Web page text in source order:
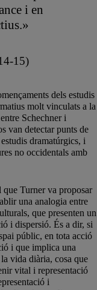
i en
15)
dels estudis
molt vinculats a la
Schechner i
van detectar punts de
dramatúrgics, i
no occidentals amb
Turner va proposar
una analogia entre
que presenten un
i dispersió. És a dir, si
públic, en tota acció
i que implica una
vida diària, cosa que
vital i representació
i